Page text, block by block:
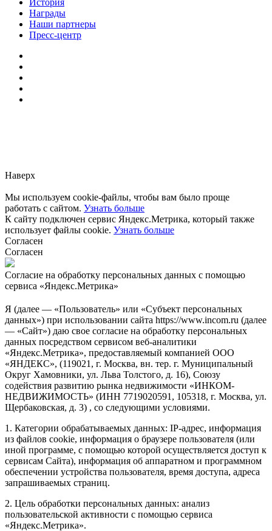
Награды
Наши партнеры
Пресс-центр
Наверх
Мы используем cookie-файлы, чтобы вам было проще
работать с сайтом. Узнать больше
К сайту подключен сервис Яндекс.Метрика, который также
использует файлы cookie. Узнать больше
Согласен
Согласен
Согласие на обработку персональных данных с помощью
сервиса «Яндекс.Метрика»
Я (далее — «Пользователь» или «Субъект персональных
данных») при использовании сайта https://www.incom.ru (далее
— «Сайт») даю свое согласие на обработку персональных
данных посредством сервисом веб-аналитики
«Яндекс.Метрика», предоставляемый компанией ООО
«ЯНДЕКС», (119021, г. Москва, вн. тер. г. Муниципальный
Округ Хамовники, ул. Льва Толстого, д. 16), Союзу
содействия развитию рынка недвижимости «ИНКОМ-
НЕДВИЖИМОСТЬ» (ИНН 7719020591, 105318, г. Москва, ул.
Щербаковская, д. 3) , со следующими условиями.
1. Категории обрабатываемых данных: IP-адрес, информация
из файлов cookie, информация о браузере пользователя (или
иной программе, с помощью которой осуществляется доступ к
сервисам Сайта), информация об аппаратном и программном
обеспечении устройства пользователя, время доступа, адреса
запрашиваемых страниц.
2. Цель обработки персональных данных: анализ
пользовательской активности с помощью сервиса
«Яндекс.Метрика».